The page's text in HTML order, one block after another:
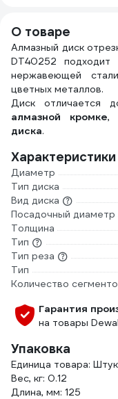
О товаре
Алмазный диск
DT40252
нержавеющей
цветных металлов.
Диск отличается
алмазной кромке,
диска.
Характеристики
Диаметр
Тип диска
Вид диска
Посадочный диаметр
Толщина
Тип
Тип реза
Тип
Количество
Гарантия
на товары
Упаковка
Единица товара:
Вес, кг: 0.12
Длина, мм: 125